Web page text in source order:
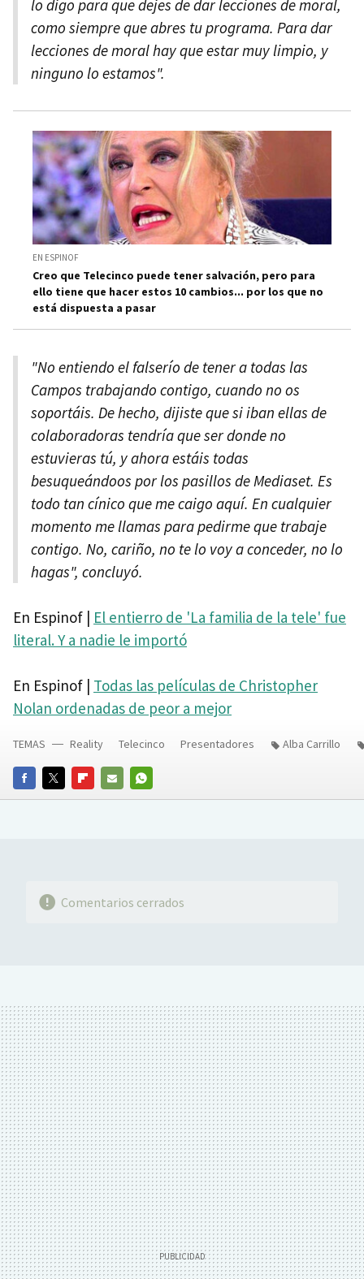
lo digo para que dejes de dar lecciones de moral,
como siempre que abres tu programa. Para dar
lecciones de moral hay que estar muy limpio, y
ninguno lo estamos".
EN ESPINOF
Creo que Telecinco puede tener salvación, pero para
ello tiene que hacer estos 10 cambios... por los que no
está dispuesta a pasar
"No entiendo el falserío de tener a todas las
Campos trabajando contigo, cuando no os
soportáis. De hecho, dijiste que si iban ellas de
colaboradoras tendría que ser donde no
estuvieras tú, y ahora estáis todas
besuqueándoos por los pasillos de Mediaset. Es
todo tan cínico que me caigo aquí. En cualquier
momento me llamas para pedirme que trabaje
contigo. No, cariño, no te lo voy a conceder, no lo
hagas", concluyó.
En Espinof | El entierro de 'La familia de la tele' fue
literal. Y a nadie le importó
En Espinof | Todas las películas de Christopher
Nolan ordenadas de peor a mejor
FACEBOOKTWITTERFLIPBOARD
E-
WHATSAPP
TEMAS Reality Telecinco Presentadores Alba Carrillo
Comentarios cerrados